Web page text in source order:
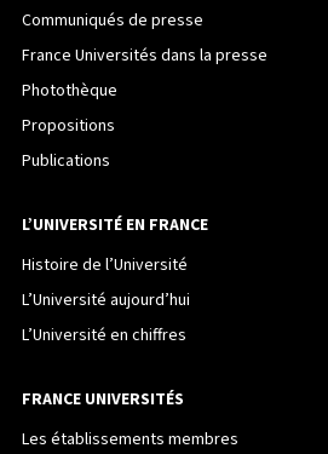
Communiqués de presse
France Universités dans la presse
Photothèque
Propositions
Publications
L’UNIVERSITÉ EN FRANCE
Histoire de l’Université
L’Université aujourd’hui
L’Université en chiffres
FRANCE UNIVERSITÉS
Les établissements membres